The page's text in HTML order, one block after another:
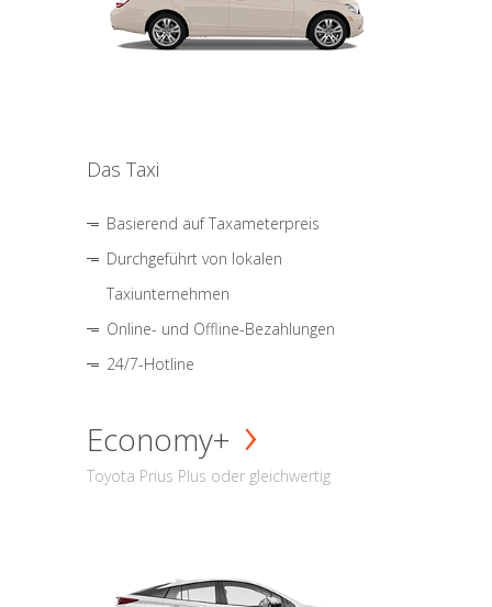
Das Taxi
Basierend auf Taxameterpreis
Durchgeführt von lokalen
Taxiunternehmen
Online- und Offline-Bezahlungen
24/7-Hotline
Economy+
Toyota Prius Plus oder gleichwertig